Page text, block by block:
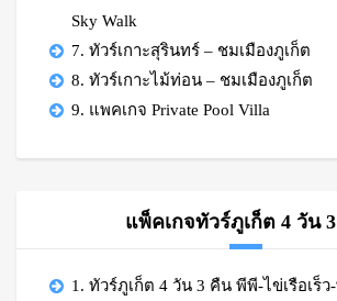
Sky Walk
7. ทัวร์เกาะสุรินทร์ – ชมเมืองภูเก็ต
8. ทัวร์เกาะไม้ท่อน – ชมเมืองภูเก็ต
9. แพคเกจ Private Pool Villa
แพ็คเกจทัวร์ภูเก็ต 4 วัน
1. ทัวร์ภูเก็ต 4 วัน 3 คืน พีพี-ไข่เรือเร็ว